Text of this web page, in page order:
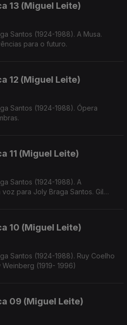
13 (Miguel Leite)
Santos (1924-1988). A Musa.
para o futuro.
12 (Miguel Leite)
Santos (1924-1988). Ópera
11 (Miguel Leite)
Santos (1924-1988). A
para Joly Braga Santos. Gil
10 (Miguel Leite)
Santos (1924-1988). Ruy Coelho
(1919- 1996)
09 (Miguel Leite)